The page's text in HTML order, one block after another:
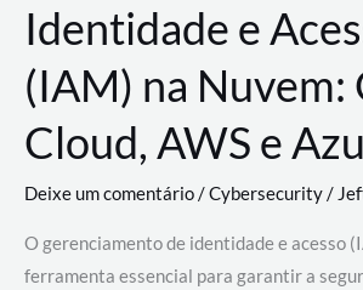
Identidade e
(IAM) na Nuvem:
Cloud, AWS e
Deixe um comentário/Cybersecurity/
O gerenciamento de identidade e acesso
ferramenta essencial para garantir a